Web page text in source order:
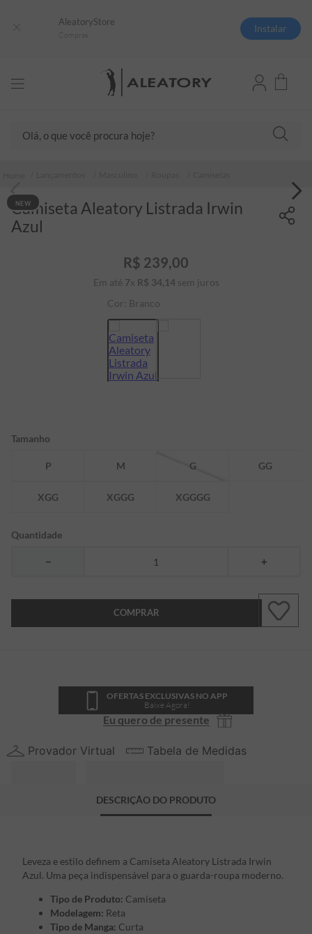
AleatoryStore
Instalar
NEW
Camiseta Aleatory Listrada Irwin
Azul
R$ 239,00
Em até 7x R$ 34,14sem juros
Cor: Branco
Tamanho
P M G GG
XGG XGGG XGGGG
Quantidade
＋
－
COMPRAR
OFERTAS EXCLUSIVAS NO APP
Baixe Agora!
Eu quero de presente
Provador Virtual Tabela de Medidas
DESCRIÇÃO DO PRODUTO
Leveza e estilo definem a Camiseta Aleatory Listrada Irwin
Azul. Uma peça indispensável para o guarda-roupa moderno.
Tipo de Produto: Camiseta
Modelagem: Reta
Tipo de Manga: Curta
2º
camiseta listrada
4º
jaqueta
5º
camiseta
6